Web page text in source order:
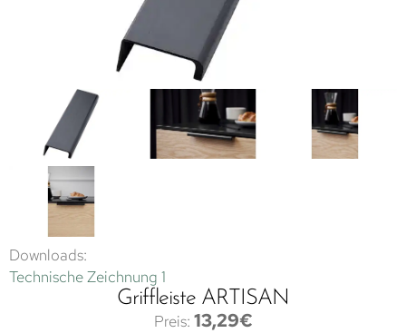
Downloads:
Technische Zeichnung 1
Griffleiste ARTISAN
13,29€